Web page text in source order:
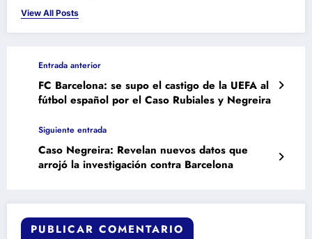
View All Posts
Entrada anterior
FC Barcelona: se supo el castigo de la UEFA al
fútbol español por el Caso Rubiales y Negreira
Siguiente entrada
Caso Negreira: Revelan nuevos datos que
arrojó la investigación contra Barcelona
PUBLICAR COMENTARIO